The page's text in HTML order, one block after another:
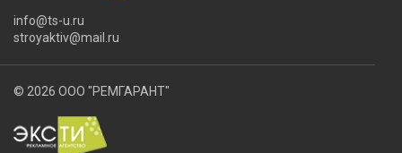
info@ts-u.ru
stroyaktiv@mail.ru
© 2026 ООО "РЕМГАРАНТ"